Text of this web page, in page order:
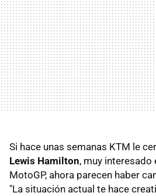
Si hace unas semanas KTM le
Lewis Hamilton, muy interesado
MotoGP, ahora parecen haber
"La situación actual te hace